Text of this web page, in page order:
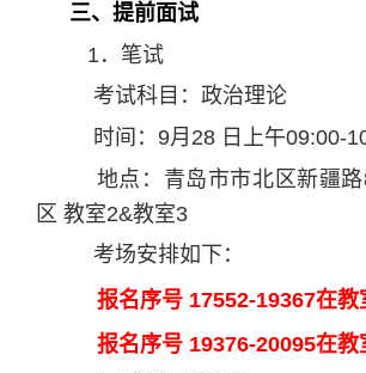
三、提前面试
1．笔试
考试科目：政治理论
时间：9月28 日上午09:00-
地点：青岛市市北区新疆
区 教室2&教室3
考场安排如下：
报名序号 17552-19367在教
报名序号 19376-20095在教